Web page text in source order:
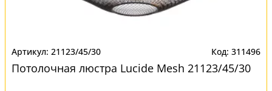
21123/45/30 311496
Потолочная люстра Lucide Mesh 21123/45/30